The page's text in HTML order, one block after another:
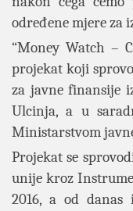
određene mjere za
“Money Watch –
projekat koji
za javne finansije
Ulcinja, a u
Ministarstvom
Projekat se
unije kroz
2016, a od